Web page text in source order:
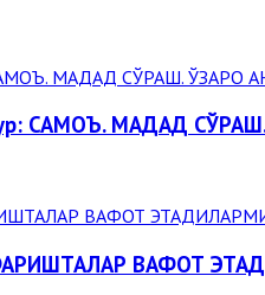
САМОЪ. МАДАД
ВАФОТ